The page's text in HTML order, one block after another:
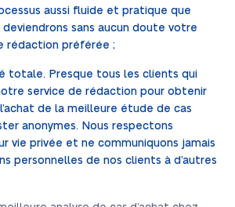
aussi fluide et pratique que
deviendrons sans aucun doute votre
rédaction préférée ;
totale. Presque tous les clients qui
service de rédaction pour obtenir
l’achat de la meilleure étude de cas
anonymes. Nous respectons
vie privée et ne communiquons jamais
personnelles de nos clients à d’autres